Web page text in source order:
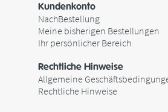
Kundenkonto
NachBestellung
Meine bisherigen Bestellungen
Ihr persönlicher Bereich
Rechtliche Hinweise
Allgemeine
Rechtliche Hinweise